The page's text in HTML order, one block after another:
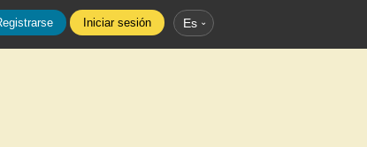
Iniciar sesión Es